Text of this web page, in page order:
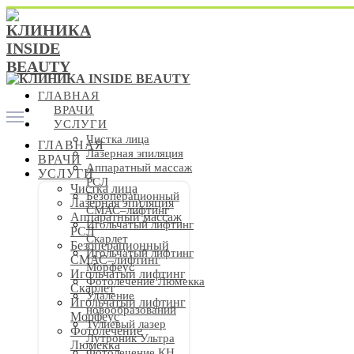
ГЛАВНАЯ
ВРАЧИ
УСЛУГИ
Чистка лица
Лазерная эпиляция
Аппаратный массаж
РСЛ
Безоперационный
СМАС–лифтинг
Игольчатый лифтинг
Скарлет
Игольчатый лифтинг
Морфеус
Фотолечение Люмекка
Удаление
новообразований
Тулиевый лазер
Лутроник Ультра
ГЛАВНАЯ
ВРАЧИ
УСЛУГИ
Чистка лица
Лазерная эпиляция
Аппаратный массаж
РСЛ
Безоперационный
СМАС–лифтинг
Игольчатый лифтинг
Скарлет
Игольчатый лифтинг
Морфеус
Фотолечение
Люмекка